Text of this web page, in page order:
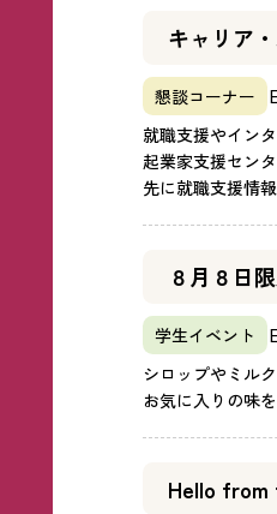
キャリア
懇談コーナー
就職支援やイン
起業家支援セン
先に就職支援情
８月８日
学生イベント
シロップやミル
お気に入りの味
Hello